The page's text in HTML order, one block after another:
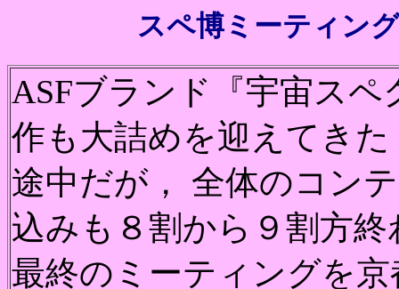
スペ博ミーティン
ASFブランド『宇宙ス
作も大詰めを迎えてき
途中だが， 全体のコン
込みも８割から９割方
最終のミーティングを